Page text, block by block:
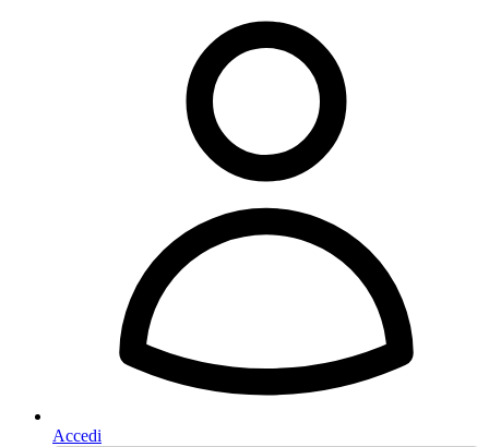
Accedi